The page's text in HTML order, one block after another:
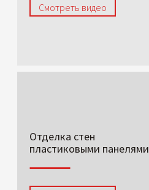
Смотреть видео
Отделка стен
пластиковыми панелями